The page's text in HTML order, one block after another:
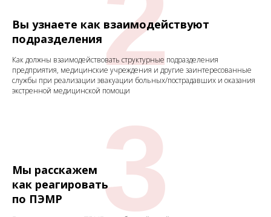
Вы узнаете как взаимодействуют
подразделения
Как должны взаимодействовать структурные подразделения
предприятия, медицинские учреждения и другие заинтересованные
службы при реализации эвакуации больных/пострадавших и оказания
экстренной медицинской помощи
Мы расскажем
как реагировать
по ПЭМР 3